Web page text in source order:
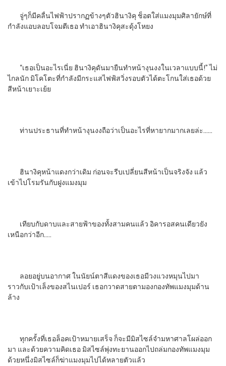
จู่ๆก็มีคลื่นไฟฟ้าปรากฏข้างๆตัวฮินางิคุ ช็อตใส่แมงมุมศิลายักษ์ที่
กำลังแอบลอบโจมตีเธอ ทำเอาฮินางิคุสะดุ้งโหยง
“เธอเป็นอะไรเนี่ย ฮินางิคุดันมายืนทำหน้างุนงงในเวลาแบบนี้!” ไม่
ไกลนัก มิโคโตะที่กำลังมีกระแสไฟฟ้สวิ่งรอบตัวได้ตะโกนใส่เธอด้วย
สีหน้าเยาะเย้ย
ท่านประธานที่ทำหน้างุนงงถือว่าเป็นอะไรที่หายากมากเลยล่ะ……
ฮินางิคุหน้าแดงกว่าเดิม ก่อนจะรีบเปลี่ยนสีหน้าเป็นจริงจัง แล้ว
เข้าไปโรมรันกับฝูงแมงมุม
เทียบกับดาบและสายฟ้าของทั้งสามคนแล้ว อิคารอสคนเดียวยัง
เหนือกว่าอีก…..
ลอยอยู่บนอากาศ ในนัยน์ตาสีแดงของเธอมีวงแวงหมุนไปมา
ราวกับเป้าเล็งของสไนเปอร์ เธอกวาดสายตามองกองทัพแมงมุมด้าน
ล้าง
ทุกครั้งที่เธอล็อคเป้าหมายเสร็จ ก็จะมีมิสไซล์จำมหาศาลโผล่ออก
มา และด้วยความคิดเธอ มิสไซล์พุ่งทะยานออกไปถล่มกองทัพแมงมุม
ด้วยหนึ่งมิสไซล์ก็ฆ่าแมงมุมไปได้หลายตัวแล้ว